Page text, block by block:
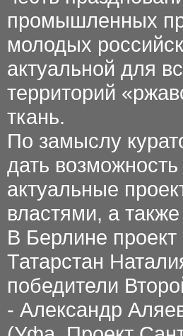
промышленных
молодых
актуальной для
территорий
ткань.
По замыслу
дать
актуальные
властями, а
В Берлине
Татарстан
победители
- Александр